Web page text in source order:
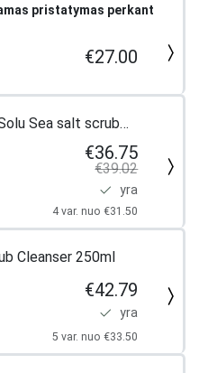
pristatymas perkant
€27.00
Sea salt scrub
€36.75
€39.02
yra
4 var. nuo €31.50
Cleanser 250ml
€42.79
yra
5 var. nuo €33.50